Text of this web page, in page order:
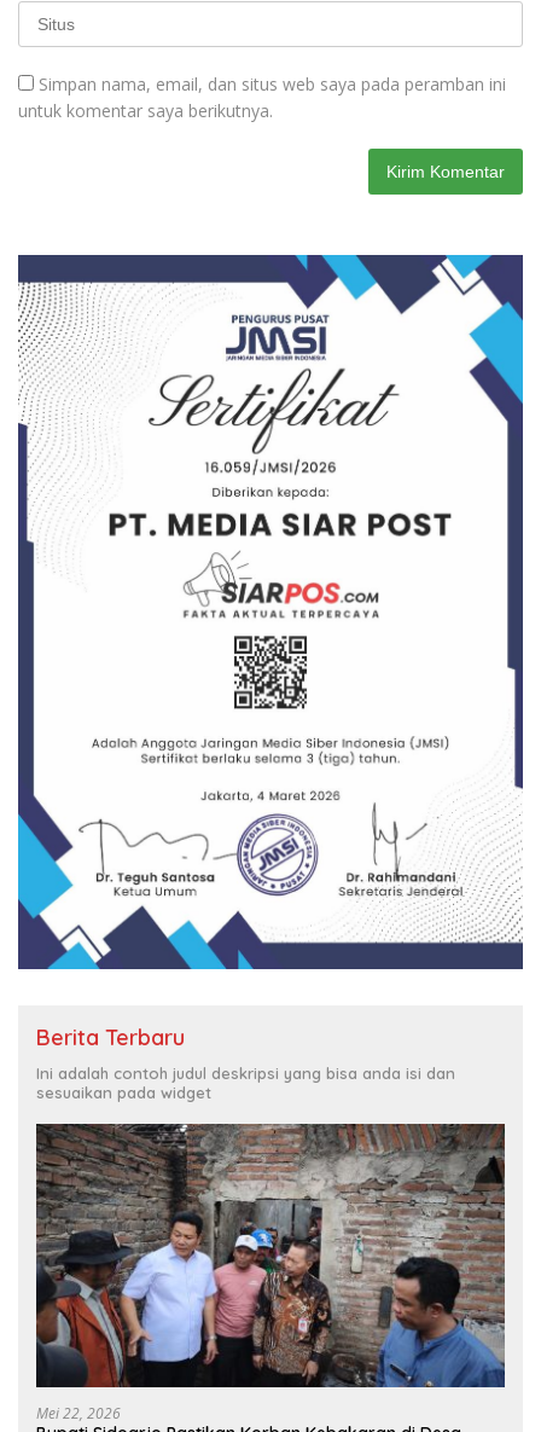
Simpan nama, email, dan situs web saya pada peramban ini
untuk komentar saya berikutnya.
Berita Terbaru
Ini adalah contoh judul deskripsi yang bisa anda isi dan
sesuaikan pada widget
Mei 22, 2026